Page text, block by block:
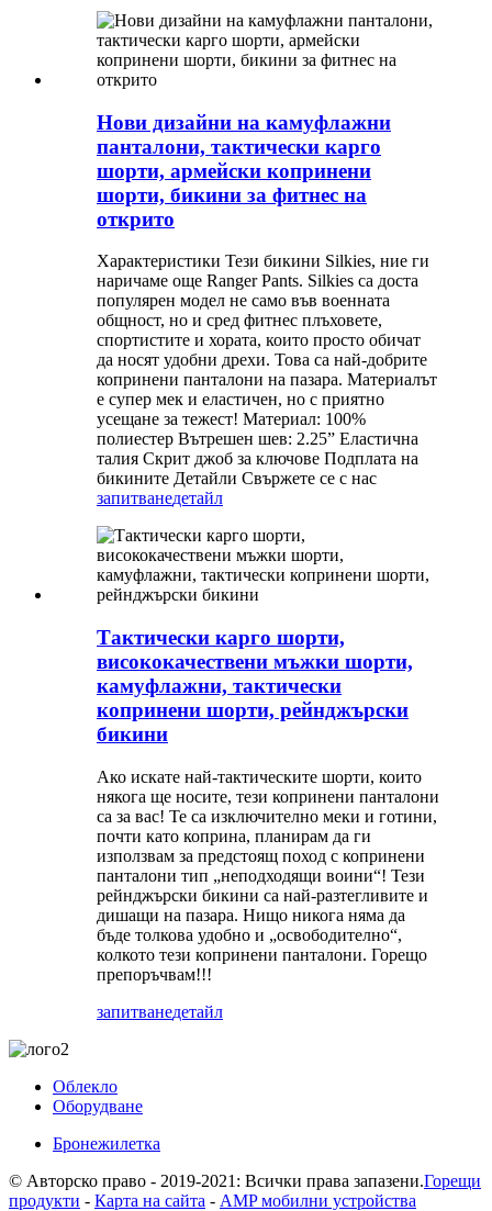
Нови дизайни на камуфлажни
панталони, тактически карго
шорти, армейски копринени
шорти, бикини за фитнес на
открито
Характеристики Тези бикини Silkies, ние ги
наричаме още Ranger Pants. Silkies са доста
популярен модел не само във военната
общност, но и сред фитнес плъховете,
спортистите и хората, които просто обичат
да носят удобни дрехи. Това са най-добрите
копринени панталони на пазара. Материалът
е супер мек и еластичен, но с приятно
усещане за тежест! Материал: 100%
полиестер Вътрешен шев: 2.25” Еластична
талия Скрит джоб за ключове Подплата на
бикините Детайли Свържете се с нас
запитванедетайл
Тактически карго шорти,
висококачествени мъжки шорти,
камуфлажни, тактически
копринени шорти, рейнджърски
бикини
Ако искате най-тактическите шорти, които
някога ще носите, тези копринени панталони
са за вас! Те са изключително меки и готини,
почти като коприна, планирам да ги
използвам за предстоящ поход с копринени
панталони тип „неподходящи воини“! Тези
рейнджърски бикини са най-разтегливите и
дишащи на пазара. Нищо никога няма да
бъде толкова удобно и „освободително“,
колкото тези копринени панталони. Горещо
препоръчвам!!!
запитванедетайл
Облекло
Оборудване
Бронежилетка
© Авторско право - 2019-2021: Всички права запазени.Горещи
продукти - Карта на сайта - AMP мобилни устройства